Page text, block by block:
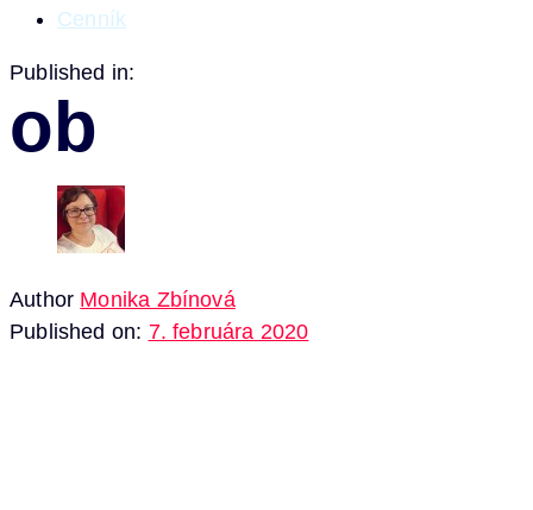
Cenník
Published in:
ob
Author Monika Zbínová
Published on: 7. februára 2020